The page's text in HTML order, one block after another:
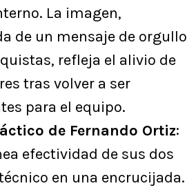
La imagen,
de un mensaje de orgullo
refleja el alivio de
tras volver a ser
para el equipo.
de Fernando Ortiz:
efectividad de sus dos
en una encrucijada.